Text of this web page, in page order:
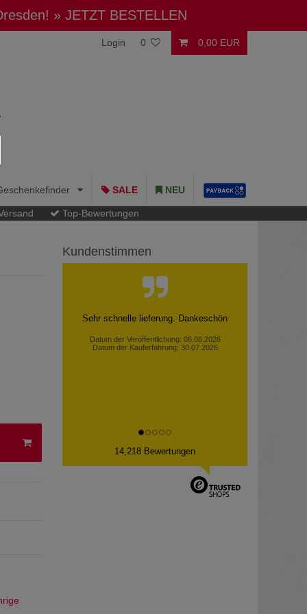
» JETZT BESTELLEN
Login 0 0,00 EUR
SALE NEU
Top-Bewertungen
Kundenstimmen
Gute Verpackung, schnelle Lieferung,
Datum der Veröffentlichung: 06.08.2026
14,218 Bewertungen